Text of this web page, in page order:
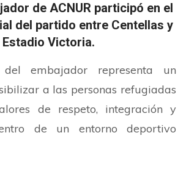
de ACNUR participó en el
del partido entre Centellas y
Estadio Victoria.
embajador representa un
a las personas refugiadas
de respeto, integración y
de un entorno deportivo